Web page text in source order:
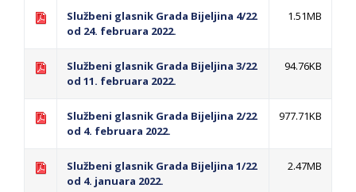
Službeni glasnik Grada Bijeljina 4/22
od 24. februara 2022.
1.51MB
Službeni glasnik Grada Bijeljina 3/22
od 11. februara 2022.
94.76KB
Službeni glasnik Grada Bijeljina 2/22
od 4. februara 2022.
977.71KB
Službeni glasnik Grada Bijeljina 1/22
od 4. januara 2022.
2.47MB